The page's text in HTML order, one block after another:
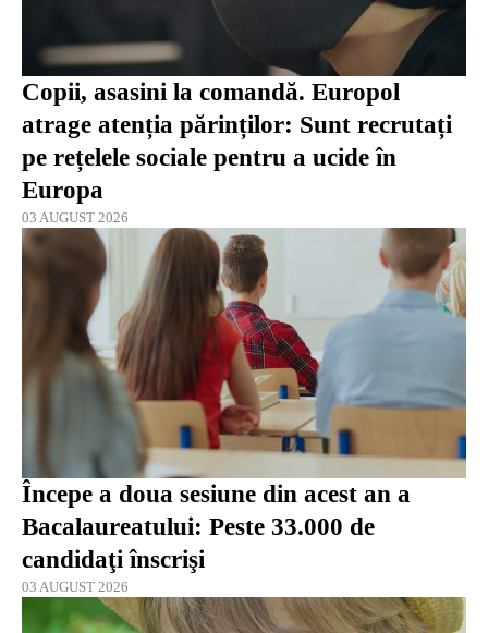
Copii, asasini la comandă. Europol
atrage atenția părinților: Sunt recrutați
pe rețelele sociale pentru a ucide în
Europa
03 AUGUST 2026
Începe a doua sesiune din acest an a
Bacalaureatului: Peste 33.000 de
candidaţi înscrişi
03 AUGUST 2026